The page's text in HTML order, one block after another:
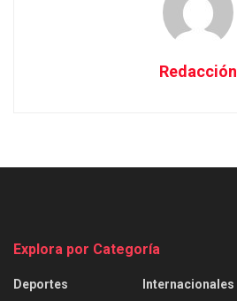
Redacción
Explora por Categoría
Deportes
Internacionales